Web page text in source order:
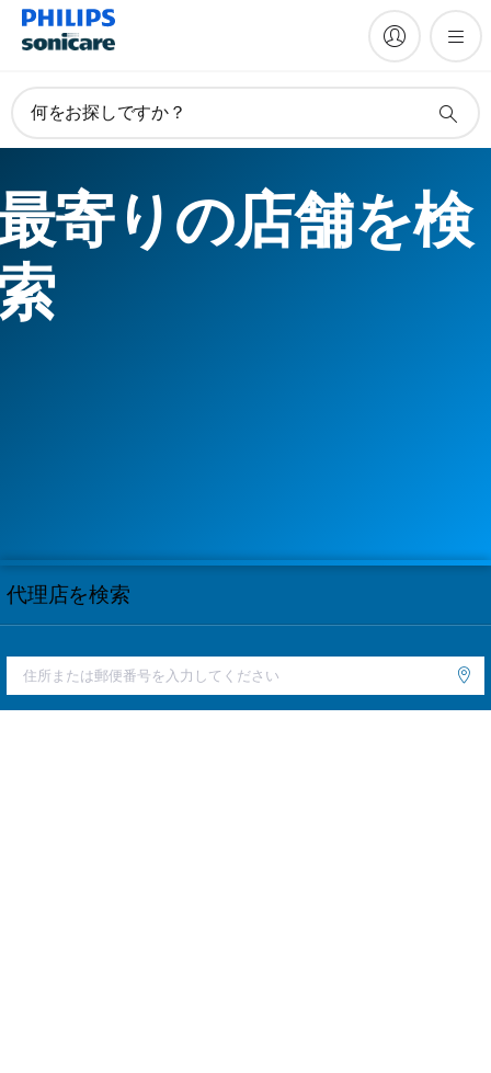
何をお探しですか？
寄りの店舗を検
代理店を検索